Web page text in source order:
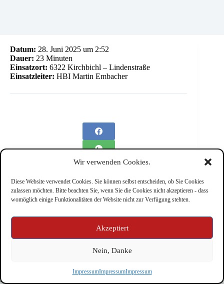
Wir verwenden Cookies.
Diese Website verwendet Cookies. Sie können selbst entscheiden, ob Sie Cookies
zulassen möchten. Bitte beachten Sie, wenn Sie die Cookies nicht akzeptieren - dass
womöglich einige Funktionalitäten der Website nicht zur Verfügung stehten.
Akzeptiert
Nein, Danke
ImpressumImpressumImpressum
Datum: 28. Juni 2025 um 2:52
Dauer: 23 Minuten
Einsatzort: 6322 Kirchbichl – Lindenstraße
Einsatzleiter: HBI Martin Embacher
Copyright © Feuerwehr Kirchbichl 2026 - WordPress Theme
by